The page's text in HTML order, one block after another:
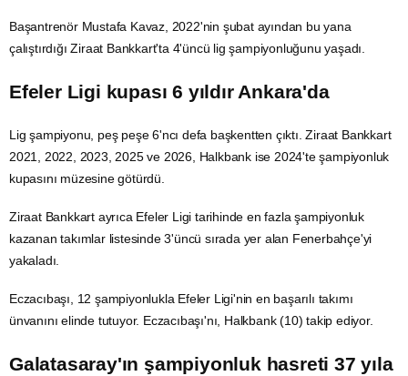
Başantrenör Mustafa Kavaz, 2022'nin şubat ayından bu yana
çalıştırdığı Ziraat Bankkart'ta 4'üncü lig şampiyonluğunu yaşadı.
Efeler Ligi kupası 6 yıldır Ankara'da
Lig şampiyonu, peş peşe 6'ncı defa başkentten çıktı. Ziraat Bankkart
2021, 2022, 2023, 2025 ve 2026, Halkbank ise 2024'te şampiyonluk
kupasını müzesine götürdü.
Ziraat Bankkart ayrıca Efeler Ligi tarihinde en fazla şampiyonluk
kazanan takımlar listesinde 3'üncü sırada yer alan Fenerbahçe'yi
yakaladı.
Eczacıbaşı, 12 şampiyonlukla Efeler Ligi'nin en başarılı takımı
ünvanını elinde tutuyor. Eczacıbaşı'nı, Halkbank (10) takip ediyor.
Galatasaray'ın şampiyonluk hasreti 37 yıla